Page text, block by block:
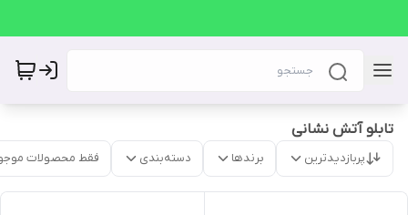
تابلو آتش نشانی
پربازدیدترین برندها دسته‌بندی فقط محصولات